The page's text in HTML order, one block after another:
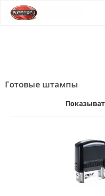
Перейти
к
Готовые штампы